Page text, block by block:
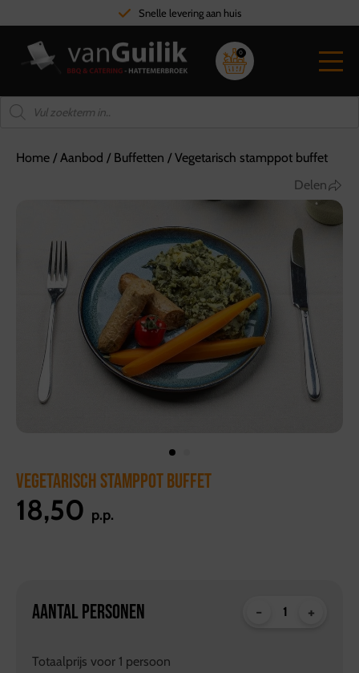
Snelle levering aan huis
0
Home /Aanbod / Buffetten /Vegetarisch stamppot buffet
VEGETARISCH STAMPPOT BUFFET
Delen
18,50 p.p.
AANTAL PERSONEN - +
Totaalprijs voor 1 persoon